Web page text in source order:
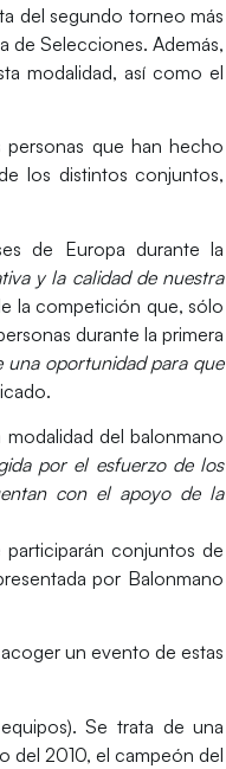
del segundo torneo más
de Selecciones. Además,
modalidad, así como el
que han hecho
los distintos conjuntos,
de Europa durante la
y la calidad de nuestra
la competición que, sólo
durante la primera
una oportunidad para que
del balonmano
por el esfuerzo de los
con el apoyo de la
conjuntos de
por Balonmano
un evento de estas
Se trata de una
del 2010, el campeón del